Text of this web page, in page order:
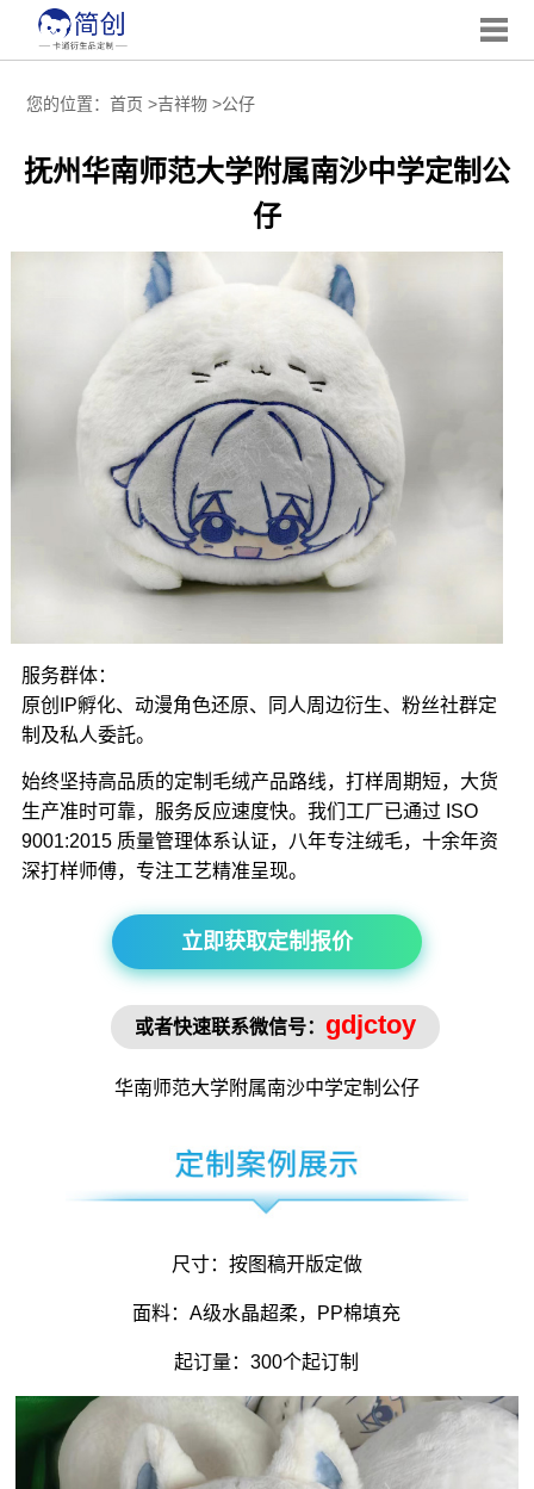
您的位置： 首页 >吉祥物>公仔
抚州华南师范大学附属南沙中学定制公
仔
服务群体：
原创IP孵化、动漫角色还原、同人周边衍生、粉丝社群定
制及私人委託。
始终坚持高品质的定制毛绒产品路线，打样周期短，大货
生产准时可靠，服务反应速度快。我们工厂已通过 ISO
9001:2015 质量管理体系认证，八年专注绒毛，十余年资
深打样师傅，专注工艺精准呈现。
立即获取定制报价
或者快速联系微信号： gdjctoy
华南师范大学附属南沙中学定制公仔
尺寸：按图稿开版定做
面料：A级水晶超柔，PP棉填充
起订量：300个起订制